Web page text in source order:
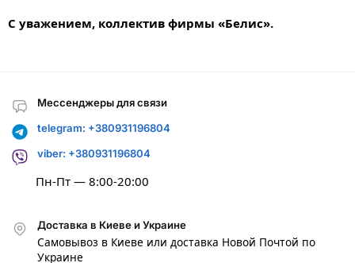
С уважением, коллектив фирмы «Белис».
Мессенджеры для связи
telegram: +380931196804
viber: +380931196804
Пн-Пт — 8:00-20:00
Доставка в Киеве и Украине
Самовывоз в Киеве или доставка Новой Почтой по
Украине